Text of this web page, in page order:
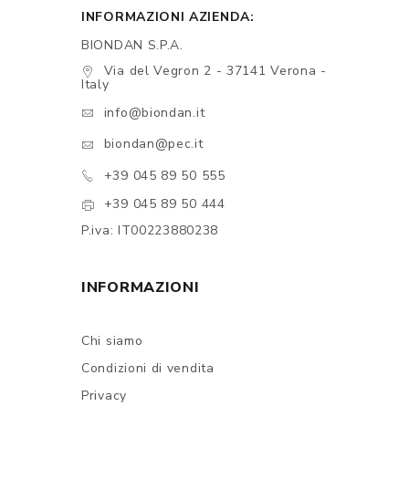
INFORMAZIONI AZIENDA:
BIONDAN S.P.A.
Via del Vegron 2 - 37141 Verona -
Italy
info@biondan.it
biondan@pec.it
+39 045 89 50 555
+39 045 89 50 444
P.iva: IT00223880238
INFORMAZIONI
Chi siamo
Condizioni di vendita
Privacy